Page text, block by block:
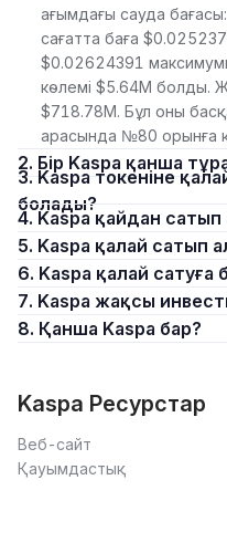
ағымдағы сауда
сағатта баға
$0.02624391
көлемі $5.64M болды.
$718.78M. Бұл оны
арасында №80 орынға
2. Бір Kaspa қанша
3. Kaspa токеніне қалай инвестиция жасауға
болады?
4. Kaspa қайдан
5. Kaspa қалай сатып
6. Kaspa қалай
7. Kaspa жақсы
8. Қанша Kaspa бар?
Kaspa Ресурстар
Веб-сайт
Қауымдастық